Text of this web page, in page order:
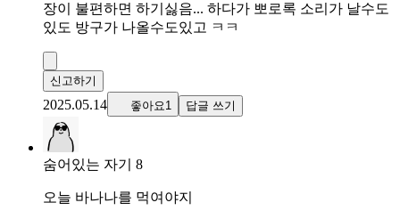
장이 불편하면 하기싫음... 하다가 뽀로록 소리가 날수도
있도 방구가 나올수도있고 ㅋㅋ
신고하기
2025.05.14 좋아요1 답글 쓰기
숨어있는 자기 8
오늘 바나나를 먹여야지